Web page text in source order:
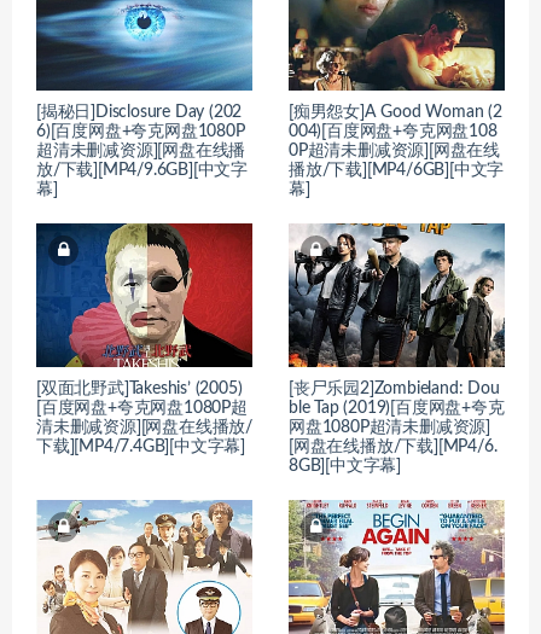
[揭秘日]Disclosure Day (202
6)[百度网盘+夸克网盘1080P
超清未删减资源][网盘在线播
放/下载][MP4/9.6GB][中文字
幕]
[痴男怨女]A Good Woman (2
004)[百度网盘+夸克网盘108
0P超清未删减资源][网盘在线
播放/下载][MP4/6GB][中文字
幕]
[双面北野武]Takeshis’ (2005)
[百度网盘+夸克网盘1080P超
清未删减资源][网盘在线播放/
下载][MP4/7.4GB][中文字幕]
[丧尸乐园2]Zombieland: Dou
ble Tap (2019)[百度网盘+夸克
网盘1080P超清未删减资源]
[网盘在线播放/下载][MP4/6.
8GB][中文字幕]